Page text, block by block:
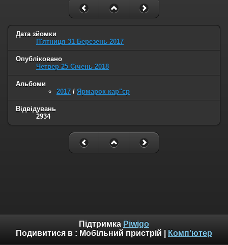
Дата зйомки
П'ятниця 31 Березень 2017
Опубліковано
Четвер 25 Січень 2018
Альбоми
2017 / Ярмарок кар"єр
Відвідувань
2934
Підтримка Piwigo
Подивитися в : Мобільний пристрій Комп’ютер